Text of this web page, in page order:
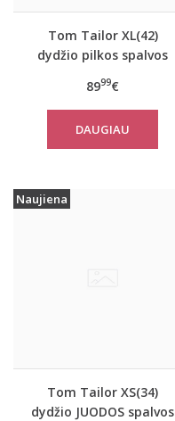
Tom Tailor XL(42)
dydžio pilkos spalvos
paltas Tom Tailor
10367
8999€
DAUGIAU
Naujiena
Tom Tailor XS(34)
dydžio JUODOS spalvos